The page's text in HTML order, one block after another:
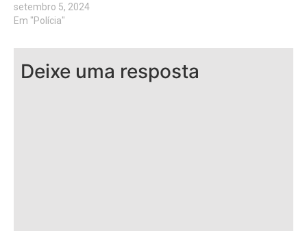
setembro 5, 2024
Em "Polícia"
Deixe uma resposta